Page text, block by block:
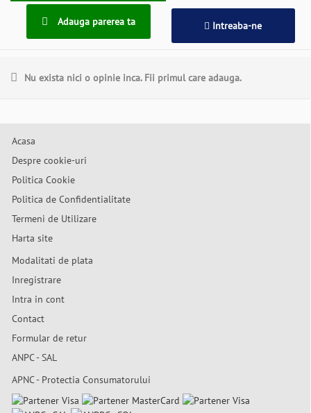
Adauga parerea ta Intreaba-ne
Nu exista nici o opinie inca. Fii primul care adauga.
Acasa
Despre cookie-uri
Politica Cookie
Politica de Confidentialitate
Termeni de Utilizare
Harta site
Modalitati de plata
Inregistrare
Intra in cont
Contact
Formular de retur
ANPC - SAL
APNC - Protectia Consumatorului